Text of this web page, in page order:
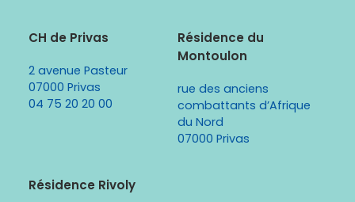
CH de Privas
2 avenue Pasteur
07000 Privas
04 75 20 20 00
Résidence du
Montoulon
rue des anciens
combattants d’Afrique
du Nord
07000 Privas
Résidence Rivoly